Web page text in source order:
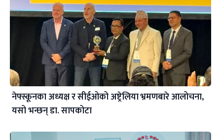
नेफ्स्कूनका अध्यक्ष र सीईओको अष्ट्रेलिया भ्रमणबारे आलोचना,
यसो भन्छन् डा‍. सापकोटा